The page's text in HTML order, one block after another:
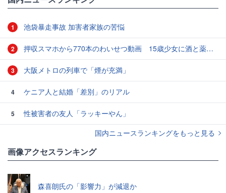
1 池袋暴走事故 加害者家族の苦悩
2 押収スマホから770本のわいせつ動画 15歳少女に酒と薬飲ませ性的暴行か 54歳男を再逮捕 「薬もありますよ」とSNSで誘い出し
3 大阪メトロの列車で「煙が充満」
4 ケニア人と結婚「差別」のリアル
5
性被害者の友人「ラッキーやん」
国内ニュースランキングをもっと見る
画像アクセスランキング
森喜朗氏の「影響力」が減退か